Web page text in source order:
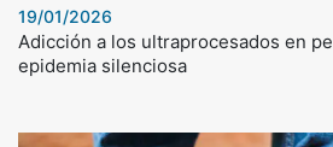
19/01/2026
Adicción a los ultraprocesados en
epidemia silenciosa